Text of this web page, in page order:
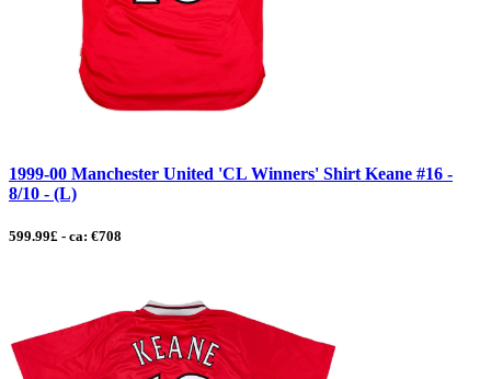
1999-00 Manchester United 'CL Winners' Shirt Keane #16 -
8/10 - (L)
599.99£ - ca: €708